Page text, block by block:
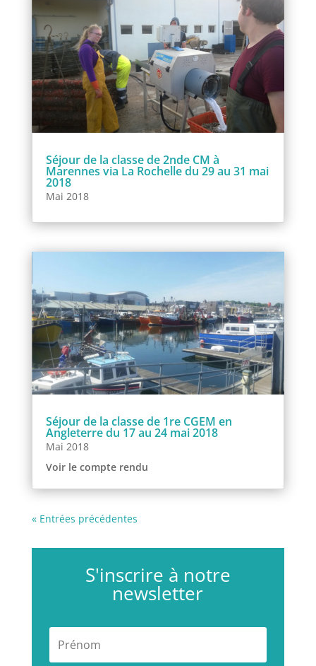
Séjour de la classe de 2nde CM à
Marennes via La Rochelle du 29 au 31 mai
2018
Mai 2018
Séjour de la classe de 1re CGEM en
Angleterre du 17 au 24 mai 2018
Mai 2018
Voir le compte rendu
« Entrées précédentes
S'inscrire à notre
newsletter